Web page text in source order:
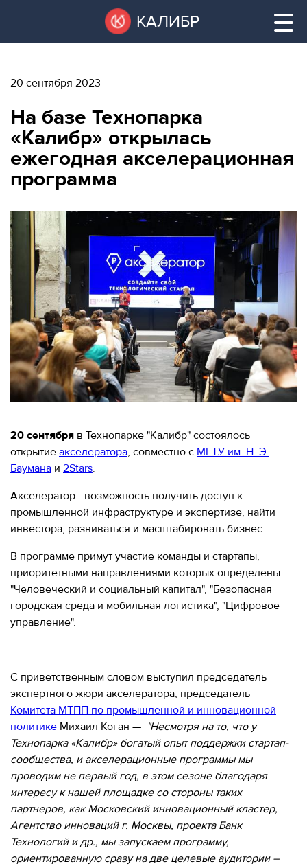
все
к
ВАКАНТНЫЕ ПЛОЩАДИ
ТЕХНОПАРК
АРЕНДА ПОМЕЩЕНИЙ
КОНФЕРЕНЦ-ЗАЛЫ
НОВОСТИ
МЕРОПРИЯТИЯ
О КАЛИБРЕ
ИНФОРМАЦИЯ ДЛЯ
РЕЗИДЕНТОВ
Москва, СВАО, ул. Годовикова, 9
Станция метро Алексеевская
+7 (495) 280-17-17
Режим работы 9:00 - 18:00 Пн-Чт.
9:00 - 17:00 Пт.
КАЛИБР
ПЛОЩАДИ
ТЕХНОПАРК
ЗАЛЫ
НОВОСТИ
О
КАЛИБРЕ
МЕРОПРИЯТИЯ
ИНФОРМАЦИЯ
ДЛЯ
РЕЗИДЕНТОВ
ЛИЧНЫЙ
КАБИНЕТ
+7
(495)
280-
17
+7
(495)
280-
Москва,
ул.
Годовикова,
9
Станция
метро
Алексеевская
Режим
работы
9:00
-
18:00
Пн-
20 сентября 2023
На базе Технопарка
«Калибр» открылась
ежегодная акселерационная
программа
20 сентября в Технопарке "Калибр" состоялось
открытие акселератора, совместно с МГТУ им. Н. Э.
Баумана и 2Stars.
Акселератор - возможность получить доступ к
промышленной инфраструктуре и экспертизе, найти
инвестора, развиваться и масштабировать бизнес.
В программе примут участие команды и стартапы,
приоритетными направлениями которых определены
"Человеческий и социальный капитал", "Безопасная
городская среда и мобильная логистика", "Цифровое
управление".
С приветственным словом выступил председатель
экспертного жюри акселератора, председатель
Комитета МТПП по промышленной и инновационной
политике Михаил Коган — "Несмотря на то, что у
Технопарка «Калибр» богатый опыт поддержки стартап-
сообщества, и акселерационные программы мы
проводим не первый год, в этом сезоне благодаря
интересу к нашей площадке со стороны таких
партнеров, как Московский инновационный кластер,
Агентство инноваций г. Москвы, проекта Банк
Технологий и др., мы запускаем программу,
ориентированную сразу на две целевые аудитории –